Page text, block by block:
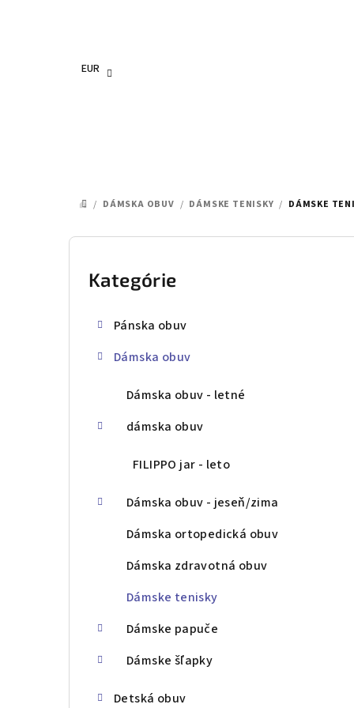
EUR
DOMOV
/ DÁMSKA OBUV / DÁMSKE TENISKY / DÁMSKE
B
Preskočiť
kategórie
Kategórie
Pánska obuv
Dámska obuv
Dámska obuv - letné
dámska obuv
FILIPPO jar - leto
Dámska obuv - jeseň/zima
Dámska ortopedická obuv
Dámska zdravotná obuv
Dámske tenisky
Dámske papuče
Dámske šľapky
Detská obuv